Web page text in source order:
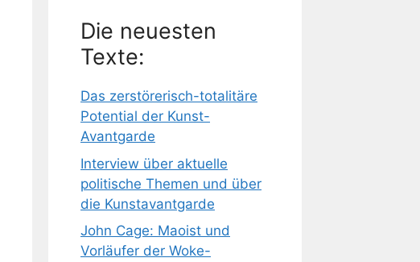
Die neuesten
Texte:
Das zerstörerisch-totalitäre
Potential der Kunst-
Avantgarde
Interview über aktuelle
politische Themen und über
die Kunstavantgarde
John Cage: Maoist und
Vorläufer der Woke-